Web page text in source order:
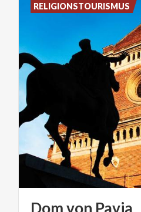
Domvon Pavia
RELIGIONSTOURISMUS